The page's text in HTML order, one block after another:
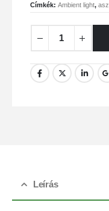
Címkék: Ambient light,
Leírás